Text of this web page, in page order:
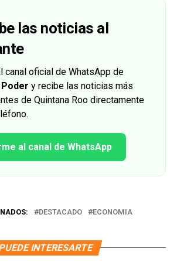
las noticias al
canal oficial de WhatsApp de
y recibe las noticias más
de Quintana Roo directamente
al canal de WhatsApp
DESTACADO
ECONOMIA
INTERESARTE